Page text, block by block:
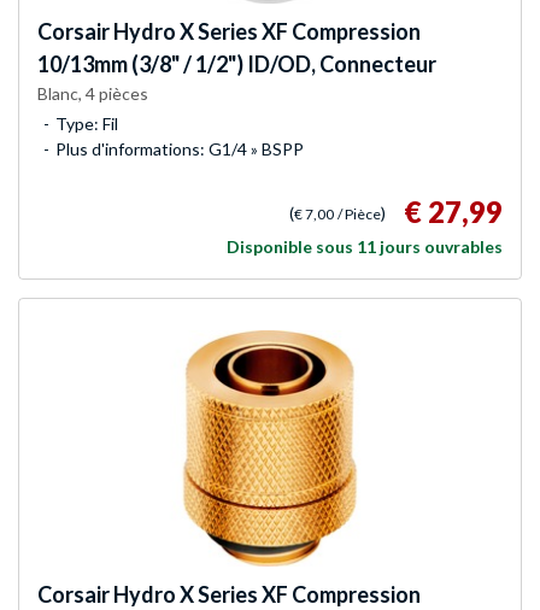
CorsairHydro X Series XF Compression
10/13mm (3/8" / 1/2") ID/OD, Connecteur
Blanc, 4 pièces
Type: Fil
Plus d'informations: G1/4 » BSPP
(€ 7,00 / Pièce) € 27,99
Disponible sous 11 jours ouvrables
CorsairHydro X Series XF Compression